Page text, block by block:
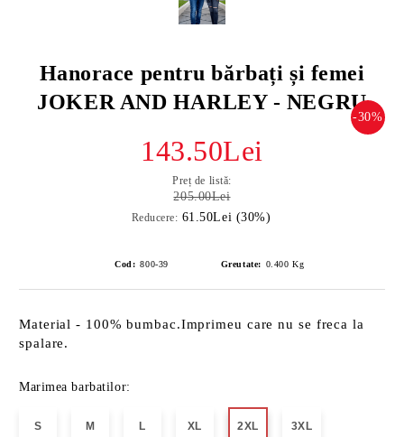
Hanorace pentru bărbați și femei
JOKER AND HARLEY - NEGRU
-30%
143.50Lei
Preț de listă:
205.00Lei
Reducere: 61.50Lei (30%)
Cod: 800-39 Greutate: 0.400 Kg
Material - 100% bumbac.Imprimeu care nu se freca la
spalare.
Marimea barbatilor:
S M L XL 2XL 3XL